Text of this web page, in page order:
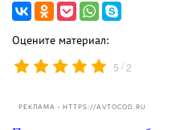
Оцените материал:
5 /2
РЕКЛАМА • HTTPS://AVTOCOD.RU